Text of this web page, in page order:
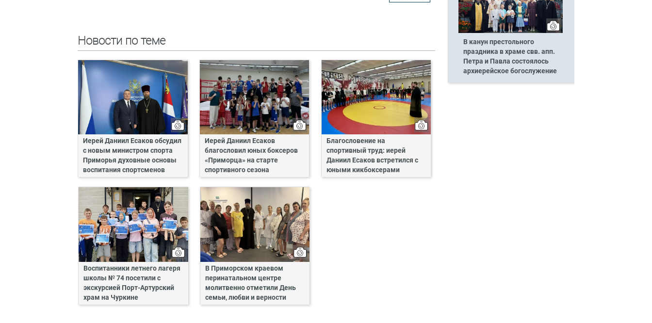
Новости по теме
Иерей Даниил Есаков обсудил
с новым министром спорта
Приморья духовные основы
воспитания спортсменов
Иерей Даниил Есаков
благословил юных боксеров
«Приморца» на старте
спортивного сезона
Благословение на
спортивный труд: иерей
Даниил Есаков встретился с
юными кикбоксерами
Воспитанники летнего лагеря
школы № 74 посетили с
экскурсией Порт-Артурский
храм на Чуркине
В Приморском краевом
перинатальном центре
молитвенно отметили День
семьи, любви и верности
В канун престольного
праздника в храме свв. апп.
Петра и Павла состоялось
архиерейское богослужение